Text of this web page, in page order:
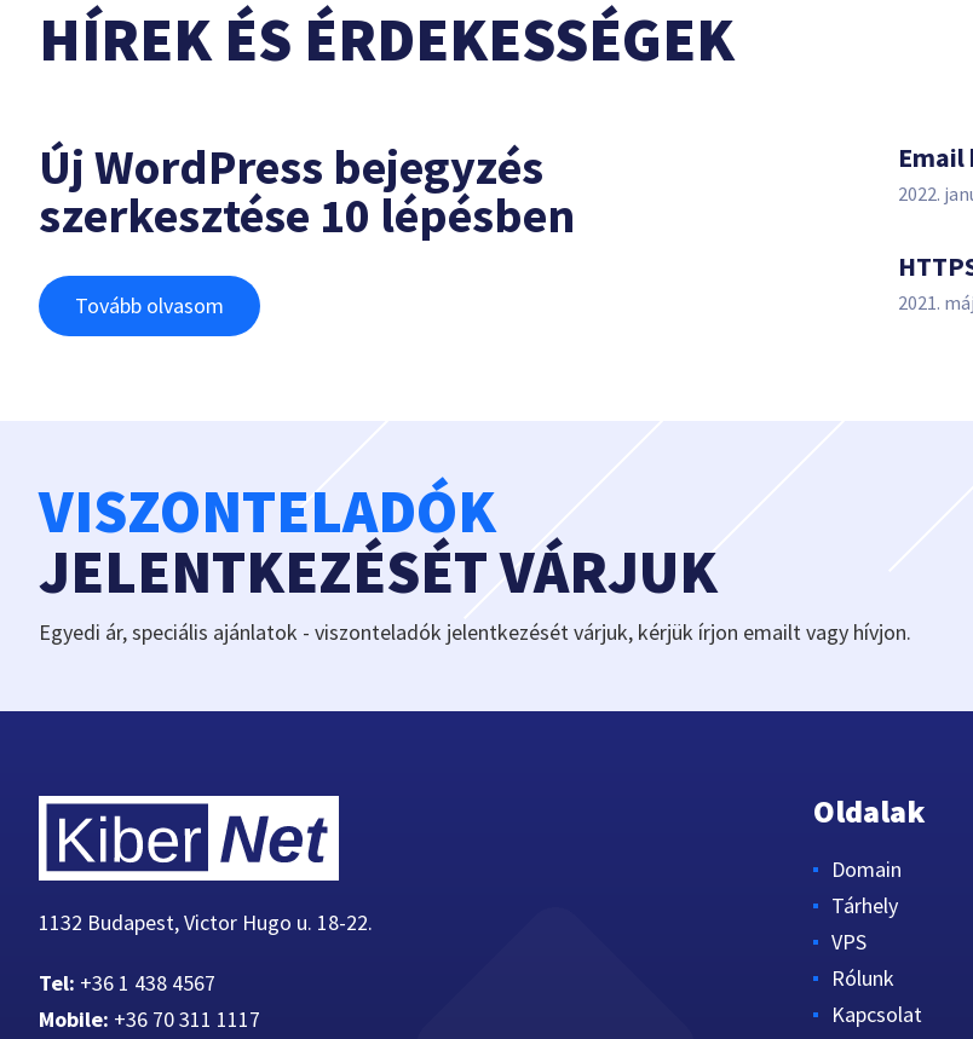
HÍREK ÉS ÉRDEKESSÉGEK
Új WordPress bejegyzés
szerkesztése 10 lépésben
Tovább olvasom
2022.
2021.
VISZONTELADÓK
JELENTKEZÉSÉT VÁRJUK
Egyedi ár, speciális ajánlatok - viszonteladók jelentkezését várjuk, kérjük írjon emailt vagy hívjon.
1132 Budapest, Victor Hugo u. 18-22.
Tel: +36 1 438 4567
Mobile: +36 70 311 1117
Oldalak
Domain
Tárhely
VPS
Rólunk
Kapcsolat